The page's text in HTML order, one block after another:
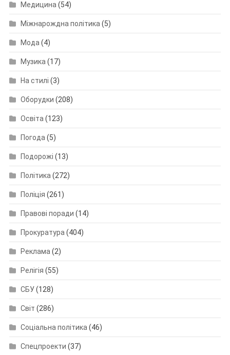
Медицина (54)
Міжнарождна політика (5)
Мода (4)
Музика (17)
На стилі (3)
Оборудки (208)
Освіта (123)
Погода (5)
Подорожі (13)
Політика (272)
Поліція (261)
Правові поради (14)
Прокуратура (404)
Реклама (2)
Релігія (55)
СБУ(128)
Світ (286)
Соціальна політика (46)
Спецпроекти (37)